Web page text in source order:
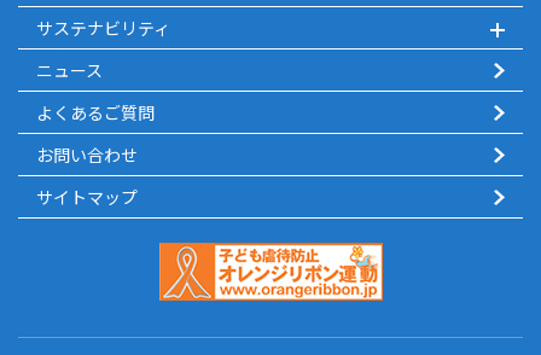
サステナビリティ
ニュース
よくあるご質問
お問い合わせ
サイトマップ